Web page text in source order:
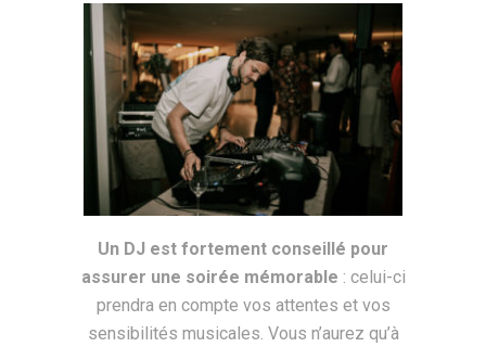
Un DJ est fortement conseillé pour
assurer une soirée mémorable : celui-ci
prendra en compte vos attentes et vos
sensibilités musicales. Vous n’aurez qu’à